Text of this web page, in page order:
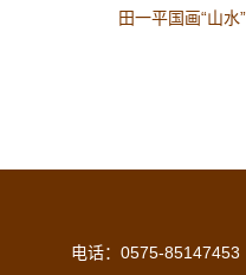
田一平国画“山水”
电话：0575-85147453